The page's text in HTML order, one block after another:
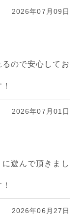
2026年07月09日
ので安心してお
2026年07月01日
遊んで頂きまし
2026年06月27日